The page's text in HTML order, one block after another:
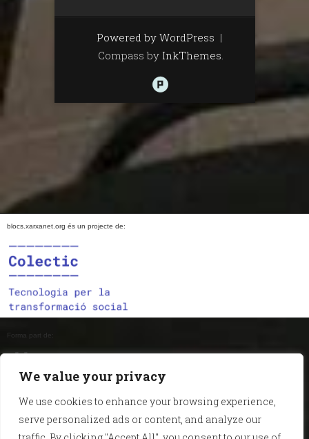
We value your privacy
We use cookies to enhance your browsing experience,
serve personalized ads or content, and analyze our
Powered by WordPress |
Compass by InkThemes
blocs.xarxanet.org és un projecte de:
Forma part de:
En col·laboració amb: